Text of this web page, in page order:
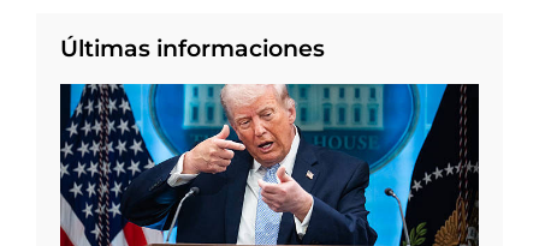
Últimas informaciones